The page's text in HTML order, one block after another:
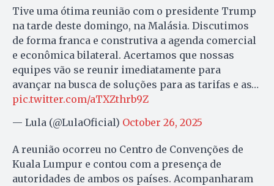
Tive uma ótima reunião com o presidente Trump
na tarde deste domingo, na Malásia. Discutimos
de forma franca e construtiva a agenda comercial
e econômica bilateral. Acertamos que nossas
equipes vão se reunir imediatamente para
avançar na busca de soluções para as tarifas e as…
pic.twitter.com/aTXZthrb9Z
— Lula (@LulaOficial) October 26, 2025
A reunião ocorreu no Centro de Convenções de
Kuala Lumpur e contou com a presença de
autoridades de ambos os países. Acompanharam